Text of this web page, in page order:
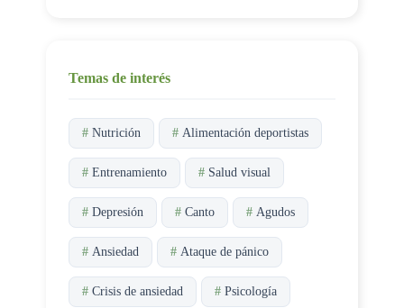
Temas de interés
# Nutrición # Alimentación deportistas
# Entrenamiento # Salud visual
# Depresión # Canto # Agudos
# Ansiedad # Ataque de pánico
# Crisis de ansiedad # Psicología